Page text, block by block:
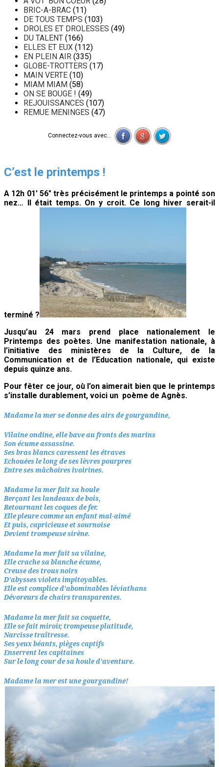
BRIC-A-BRAC (11)
DE TOUS TEMPS (103)
DROLES ET DROLESSES (49)
DU TALENT (166)
ELLES ET EUX (112)
EN PLEIN AIR (335)
GLOBE-TROTTERS (17)
MAIN VERTE (10)
MIAM MIAM (58)
ON SE BOUGE ! (49)
REJOUISSANCES (107)
REMUE MENINGES (47)
Connectez-vous avec...
C’est le printemps !
A 12h 01′ 56″ très précisément le printemps a pointé son
nez… Il était temps. On y croit. Ce long hiver serait-il
terminé ?
Jusqu’au 24 mars prend place nationalement le
Printemps des poètes. Une manifestation nationale, à
l’initiative des ministères de la Culture, de la
Communication et de l’Education nationale, qui existe
depuis quinze ans.
Pour fêter ce jour, où l’on aimerait bien que le printemps
s’installe durablement, voici un poème de Agnès.
Madame la mer se donne des airs de gourgandine,
Vilaine ondine, elle bave au fronts des marins
Son écume assassine.
Ses bras blancs caressent les étraves
Echouées le long de ses lèvres pourpres
Entre ses mâchoires ivoirines.
Madame la mer fait sa houle
Berçant les landeaux de bois,
Retournant les coques de fer.
Elle pleure comme un enfant mal-aimé
Et puis, capricieuse et sournoise
Devient trompeuse sirène.
Madame la mer fait sa vilaine,
Elle crache sa blanche écume,
Creuse des trous noirs
D’abysses violets impitoyables.
Elle est complice d’abominables léviathans
Dévoreurs de chairs transparentes.
Madame la mer fait sa coquette,
Elle se fait miroir, trompeuse platitude,
Narcisse traîtresse.
Ses yeux béants, pièges captifs
Enserrent les capitaines
Sur le long cour de sa houle d’aventure.
Madame la mer est une gourgandine!